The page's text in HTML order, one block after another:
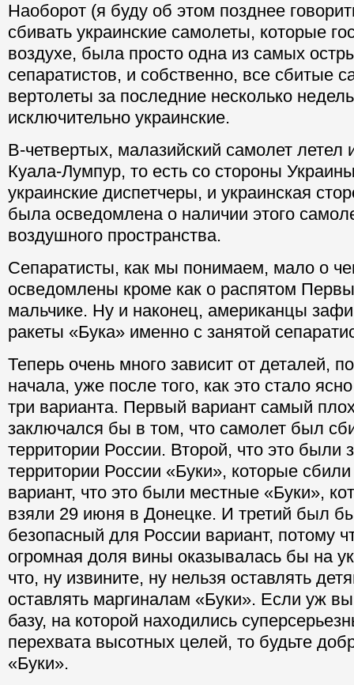
Наоборот (я буду об этом позднее
сбивать украинские самолеты, которые
воздухе, была просто одна из самых
сепаратистов, и собственно, все сбитые
вертолеты за последние несколько
исключительно украинские.
В-четвертых, малазийский самолет летел
Куала-Лумпур, то есть со стороны
украинские диспетчеры, и украинская
была осведомлена о наличии этого
воздушного пространства.
Сепаратисты, как мы понимаем, мало о
осведомлены кроме как о распятом
мальчике. Ну и наконец, американцы
ракеты «Бука» именно с занятой
Теперь очень много зависит от деталей,
начала, уже после того, как это стало
три варианта. Первый вариант самый
заключался бы в том, что самолет был
территории России. Второй, что это были
территории России «Буки», которые
вариант, что это были местные «Буки»,
взяли 29 июня в Донецке. И третий был
безопасный для России вариант, потому
огромная доля вины оказывалась бы на
что, ну извините, ну нельзя оставлять
оставлять маргиналам «Буки». Если уж
базу, на которой находились
перехвата высотных целей, то будьте
«Буки».